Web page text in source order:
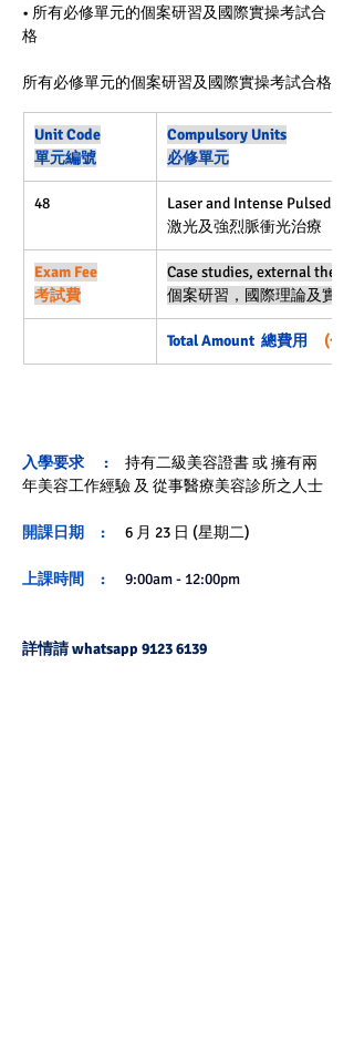
• 所有必修單元的個案研習及國際實操考試合
格
所有必修單元的個案研習及國際實操考試合格
Unit Code
單元編號
Compulsory Units
必修單元
48
Laser and Intense Pulsed
激光及強烈脈衝光治療
Exam Fee
考試費
Case studies, external
個案研習，國際理論及實操
Total Amount  總費用 (包
入學要求      :
持有二級美容證書 或 擁有兩
年美容工作經驗 及 從事醫療美容診所之人士
開課日期     :
  6 月 23 日 (星期二)
上課時間     :
  9:00am - 12:00pm
詳情請 whatsapp 9123 6139